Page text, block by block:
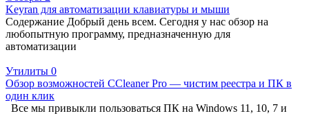
Keyran для автоматизации клавиатуры и мыши
Содержание Добрый день всем. Сегодня у нас обзор на
любопытную программу, предназначенную для
автоматизации
Утилиты 0
Обзор возможностей CCleaner Pro — чистим реестра и ПК в
один клик
Все мы привыкли пользоваться ПК на Windows 11, 10, 7 и